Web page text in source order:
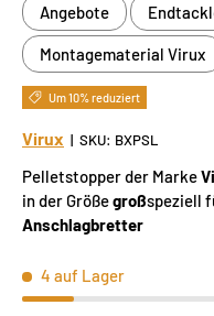
Angebote
Montagematerial Virux
Um 10% reduziert
Virux | SKU: BXPSL
Pelletstopper der Marke
in der Größegroßspeziell
Anschlagbretter
4 auf Lager